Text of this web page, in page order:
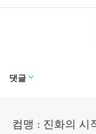
댓글
컴맹 : 진화의 시